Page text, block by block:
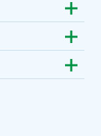
Show
Show
Show